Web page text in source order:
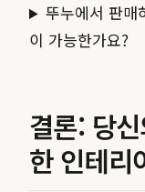
뚜누에서 판매
이 가능한가요?
결론: 당
한 인테리